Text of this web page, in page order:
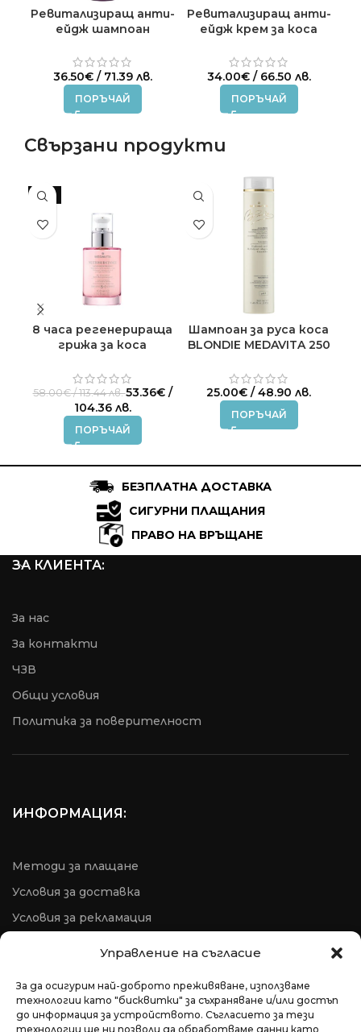
Управление на съгласие
За да осигурим най-доброто преживяване, използваме
технологии като "бисквитки" за съхраняване и/или достъп
до информация за устройството. Съгласието за тези
технологии ще ни позволи да обработваме данни като
Ревитализиращ анти-
ейдж шампоан
ml.
36.50€/ 71.39 лв.
ПОРЪЧАЙ
Ревитализиращ анти-
ейдж крем за коса
ml.
34.00€/ 66.50 лв.
ПОРЪЧАЙ
Свързани продукти
-8%
8 часа регенерираща
грижа за коса
MEDAVITA 100 мл.
58.00€/ 113.44 лв.Original
price
was:
58.00€
113.44 лв..
53.36€/
104.36 лв.Текущата
цена
/
104.36 лв..
ПОРЪЧАЙ
Шампоан за руса коса
BLONDIE MEDAVITA 250
25.00€ / 48.90 лв.
ПОРЪЧАЙ
БЕЗПЛАТНА ДОСТАВКА
СИГУРНИ ПЛАЩАНИЯ
ПРАВО НА ВРЪЩАНЕ
ЗА КЛИЕНТА:
За нас
За контакти
ЧЗВ
Общи условия
Пoлитика за поверителност
ИНФОРМАЦИЯ:
Методи за плащане
Условия за доставка
Условия за рекламация